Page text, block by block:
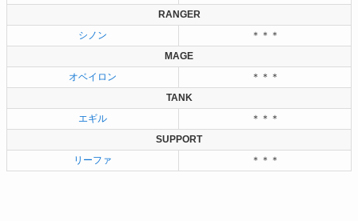
RANGER
シノン
＊＊＊
MAGE
オベイロン
＊＊＊
TANK
エギル
＊＊＊
SUPPORT
リーファ
＊＊＊